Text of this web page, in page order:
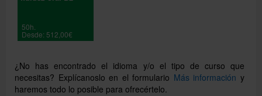
50h.
Desde: 512,00€
¿No has encontrado el idioma y/o el tipo de curso que
necesitas? Explícanoslo en el formulario Más información y
haremos todo lo posible para ofrecértelo.